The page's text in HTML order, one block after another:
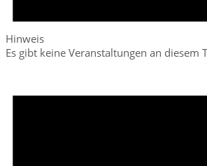
Hinweis
Es gibt keine Veranstaltungen an diesem